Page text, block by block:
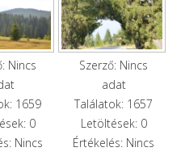
Nincs
1659
0
Nincs
Szerző: Nincs
adat
Találatok: 1657
Letöltések: 0
Értékelés: Nincs